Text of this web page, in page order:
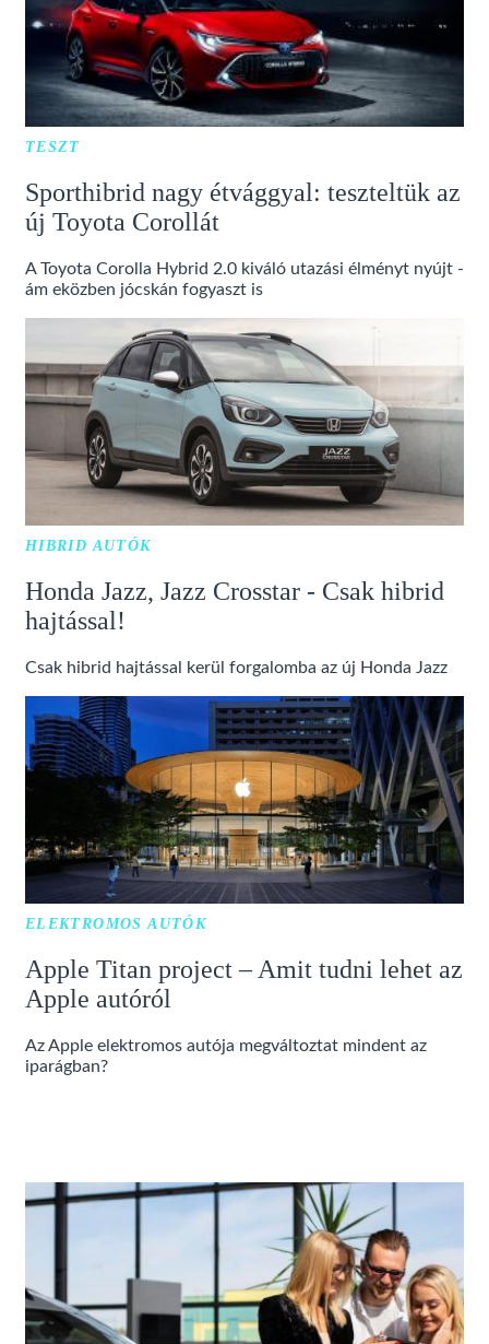
TESZT
Sporthibrid nagy étvággyal: teszteltük az
új Toyota Corollát
A Toyota Corolla Hybrid 2.0 kiváló utazási élményt nyújt -
ám eközben jócskán fogyaszt is
HIBRID AUTÓK
Honda Jazz, Jazz Crosstar - Csak hibrid
hajtással!
Csak hibrid hajtással kerül forgalomba az új Honda Jazz
ELEKTROMOS AUTÓK
Apple Titan project – Amit tudni lehet az
Apple autóról
Az Apple elektromos autója megváltoztat mindent az
iparágban?